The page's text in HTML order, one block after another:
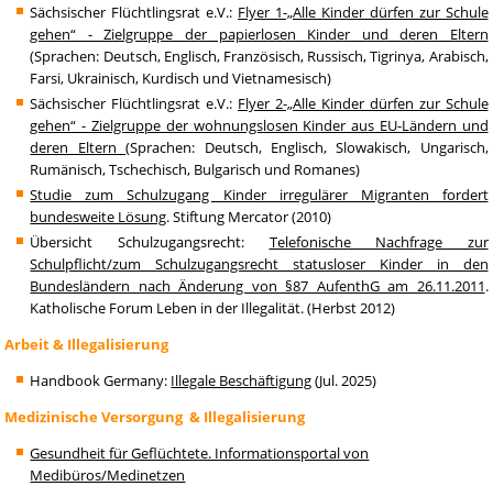
Sächsischer Flüchtlingsrat e.V.: Flyer 1-„Alle Kinder dürfen zur Schule
gehen“ - Zielgruppe der papierlosen Kinder und deren Eltern
(Sprachen: Deutsch, Englisch, Französisch, Russisch, Tigrinya, Arabisch,
Farsi, Ukrainisch, Kurdisch und Vietnamesisch)
Sächsischer Flüchtlingsrat e.V.: Flyer 2-„Alle Kinder dürfen zur Schule
gehen“ - Zielgruppe der wohnungslosen Kinder aus EU-Ländern und
deren Eltern(Sprachen: Deutsch, Englisch, Slowakisch, Ungarisch,
Rumänisch, Tschechisch, Bulgarisch und Romanes)
Studie zum Schulzugang Kinder irregulärer Migranten fordert
bundesweite Lösung. Stiftung Mercator (2010)
Übersicht Schulzugangsrecht: Telefonische Nachfrage zur
Schulpflicht/zum Schulzugangsrecht statusloser Kinder in den
Bundesländern nach Änderung von §87 AufenthG am 26.11.2011.
Katholische Forum Leben in der Illegalität. (Herbst 2012)
Arbeit & Illegalisierung
Handbook Germany: Illegale Beschäftigung(Jul. 2025)
Medizinische Versorgung & Illegalisierung
Gesundheit für Geflüchtete. Informationsportal von
Medibüros/Medinetzen